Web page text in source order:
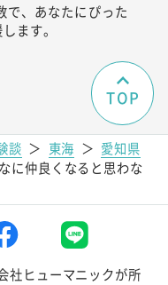
で、あなたにぴった
ます。
談 ＞ 東海 ＞ 愛知県
に仲良くなると思わな
TOP
社ヒューマニックが所